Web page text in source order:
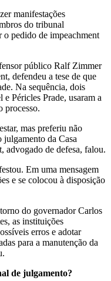
manifestações
do tribunal
o pedido de impeachment
público Ralf Zimmer
defendeu a tese de que
Na sequência, dois
Péricles Prade, usaram a
processo.
mas preferiu não
julgamento da Casa
advogado de defesa, falou.
Em uma mensagem
e se colocou à disposição
do governador Carlos
as instituições
erros e adotar
para a manutenção da
de julgamento?